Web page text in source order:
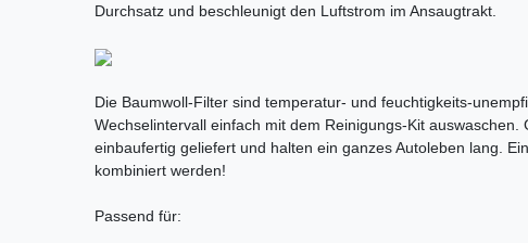
Durchsatz und beschleunigt den Luftstrom im Ansaugtrakt.
Die Baumwoll-Filter sind temperatur- und feuchtigkeits-
Wechselintervall einfach mit dem Reinigungs-Kit auswaschen.
einbaufertig geliefert und halten ein ganzes Autoleben lang.
kombiniert werden!
Passend für: